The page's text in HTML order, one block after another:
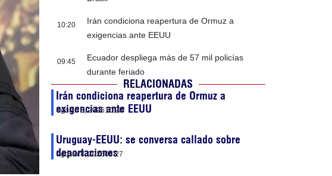
10:20
Irán condiciona reapertura de Ormuz a
exigencias ante EEUU
09:45
Ecuador despliega más de 57 mil policías
durante feriado
RELACIONADAS
Irán condiciona reapertura de Ormuz a
exigencias ante EEUU
agosto 8, 202610:20
Uruguay-EEUU: se conversa callado sobre
deportaciones
agosto 8, 202608:27